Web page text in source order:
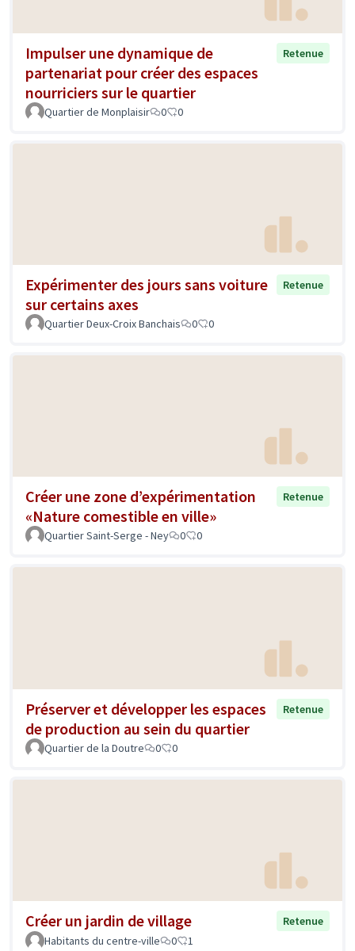
Impulser une dynamique de
partenariat pour créer des espaces
nourriciers sur le quartier
Retenue
Quartier de Monplaisir 0 0
Expérimenter des jours sans voiture
sur certains axes
Retenue
Quartier Deux-Croix Banchais 0 0
Créer une zone d’expérimentation
«Nature comestible en ville»
Retenue
Quartier Saint-Serge - Ney 0 0
Préserver et développer les espaces
de production au sein du quartier
Retenue
Quartier de la Doutre 0 0
Créer un jardin de village
Retenue
Habitants du centre-ville
0 1